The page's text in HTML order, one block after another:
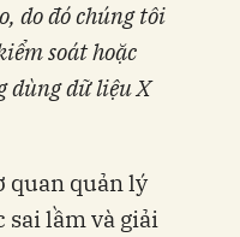
do đó chúng tôi
soát hoặc
dùng dữ liệu X
quan quản lý
sai lầm và giải